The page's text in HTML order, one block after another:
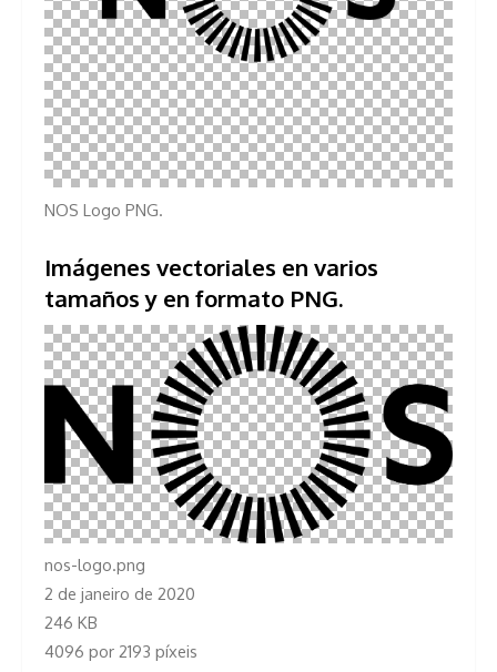
NOS Logo PNG.
Imágenes vectoriales en varios
tamaños y en formato PNG.
nos-logo.png
2 de janeiro de 2020
246 KB
4096 por 2193 píxeis